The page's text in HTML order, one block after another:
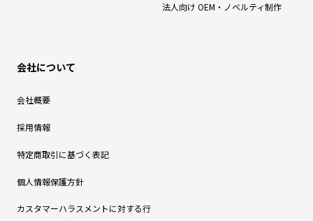
法人向け OEM・ノベルティ制作
会社について
会社概要
採用情報
特定商取引に基づく表記
個人情報保護方針
カスタマーハラスメントに対する行